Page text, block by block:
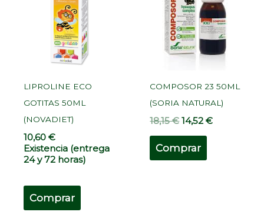
LIPROLINE ECO
GOTITAS 50ML
(NOVADIET)
10,60€
Existencia (entrega
24 y 72 horas)
Comprar
COMPOSOR 23 50ML
(SORIA NATURAL)
18,15€
18,15 €.
14,52€
14,52 €.
Comprar